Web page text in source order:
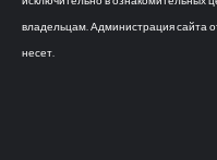
владельцам. Администрация сайта
несет.